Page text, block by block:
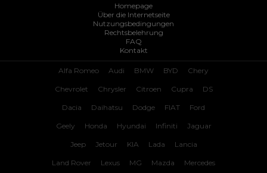
Homepage
Über die Internetseite
Nutzungsbedingungen
Rechtsbelehrung
FAQ
Kontakt
Alfa Romeo Audi BMW BYD Chery
Chevrolet Chrysler Citroen Cupra DS
Dacia Daihatsu Dodge FIAT Ford
Geely Honda Hyundai Infiniti Jaguar
Jeep Jetour KIA Lada Lancia
Land Rover Lexus MG Mazda Mercedes